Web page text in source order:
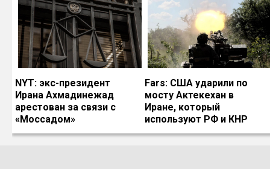
NYT: экс-президент
Ирана Ахмадинежад
арестован за связи с
«Моссадом»
Fars: США ударили по
мосту Актекехан в
Иране, который
используют РФ и КНР